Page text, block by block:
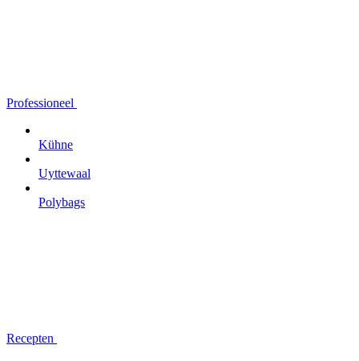
Professioneel
Kühne
Uyttewaal
Polybags
Recepten